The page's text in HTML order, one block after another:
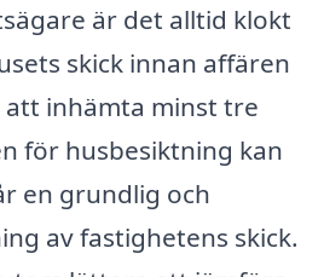
är det alltid klokt
skick innan affären
att inhämta minst tre
för husbesiktning kan
en grundlig och
av fastighetens skick.